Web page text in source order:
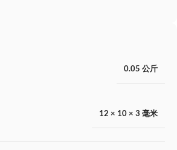
0.05 公斤
12 × 10 × 3 毫米